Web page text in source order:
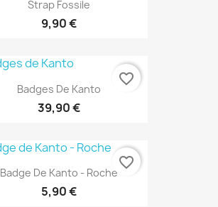
Strap Fossile
9,90 €
Badges De Kanto
39,90 €
favorite_border
Badge De Kanto - Roche
5,90 €
favorite_border